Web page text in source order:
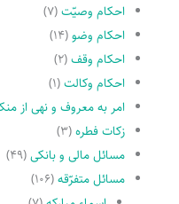
احکام وصیّت(۷)
احکام وضو(۱۴)
احکام وقف(۲)
احکام وکالت(۱)
امر به معروف و نهى از
زکات فطره(۳)
مسائل مالی و بانکی(۴۹)
مسائل متفرّقه(۱۰۶)